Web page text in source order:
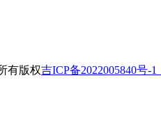
有版权吉ICP备2022005840号-1